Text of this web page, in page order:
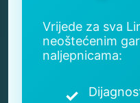
Vrijede za sva
neoštećenim
naljepnicama: